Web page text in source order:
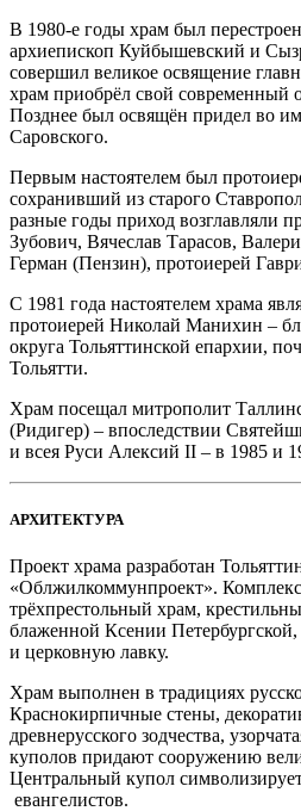
В 1980-е годы храм был
архиепископ Куйбышевский и
совершил великое освящение
храм приобрёл свой современный
Позднее был освящён придел во
Саровского.
Первым настоятелем был
сохранивший из старого
разные годы приход возглавляли
Зубович, Вячеслав Тарасов,
Герман (Пензин), протоиерей
С 1981 года настоятелем храма
протоиерей Николай Манихин –
округа Тольяттинской епархии,
Тольятти.
Храм посещал митрополит
(Ридигер) – впоследствии
и всея Руси Алексий II – в 1985 и
АРХИТЕКТУРА
Проект храма разработан
«Облжилкоммунпроект».
трёхпрестольный храм,
блаженной Ксении
и церковную лавку.
Храм выполнен в традициях
Краснокирпичные стены,
древнерусского зодчества,
куполов придают сооружению
Центральный купол
евангелистов.